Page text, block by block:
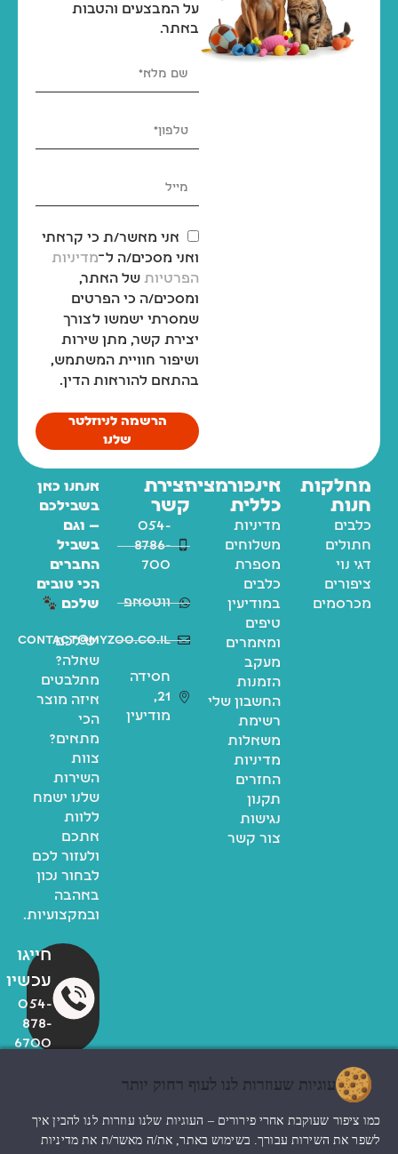
על המבצעים והטבות
באתר.
אני מאשר/ת כי קראתי
ואני מסכים/ה ל־מדיניות
הפרטיות של האתר,
ומסכים/ה כי הפרטים
שמסרתי ישמשו לצורך
יצירת קשר, מתן שירות
ושיפור חוויית המשתמש,
בהתאם להוראות הדין.
הרשמה לניוזלטר
שלנו
מחלקות
חנות
כלבים
חתולים
דגי נוי
ציפורים
מכרסמים
אינפורמציה
כללית
מדיניות
משלוחים
מספרת
כלבים
במודיעין
טיפים
ומאמרים
מעקב
הזמנות
החשבון שלי
רשימת
משאלות
מדיניות
החזרים
תקנון
נגישות
צור קשר
יצירת
קשר
054-
8786-
700
ווטסאפ
contact@myzoo.co.il
חסידה
21,
מודיעין
אנחנו כאן
בשבילכם
— וגם
בשביל
החברים
הכי טובים
שלכם
יש לכם
שאלה?
מתלבטים
איזה מוצר
הכי
מתאים?
צוות
השירות
שלנו ישמח
ללוות
אתכם
ולעזור לכם
לבחור נכון
באהבה
ובמקצועיות.
חייגו
עכשיו
054-
878-
6700
© כל הזכויות שמורות לzoo
החנות שלי
עיצוב האתר ndesign
עוגיות שעוזרות לנו לעוף רחוק יותר
כמו ציפור שעוקבת אחרי פירורים – העוגיות שלנו עוזרות לנו להבין איך
לשפר את השירות עבורך. בשימוש באתר, את/ה מאשר/ת את מדיניות